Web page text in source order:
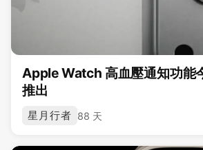
Apple Watch 高血壓通知功能
推出
星月行者 88 天